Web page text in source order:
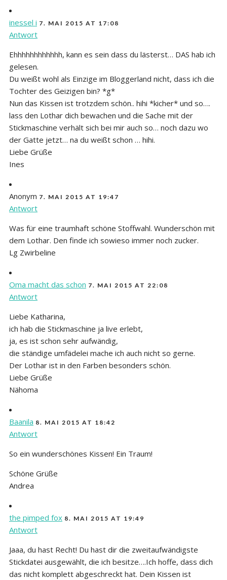
inessel i 7. MAI 2015 AT 17:08
Antwort
Ehhhhhhhhhhhh, kann es sein dass du lästerst… DAS hab ich
gelesen.
Du weißt wohl als Einzige im Bloggerland nicht, dass ich die
Tochter des Geizigen bin? *g*
Nun das Kissen ist trotzdem schön.. hihi *kicher* und so….
lass den Lothar dich bewachen und die Sache mit der
Stickmaschine verhält sich bei mir auch so… noch dazu wo
der Gatte jetzt… na du weißt schon … hihi.
Liebe Grüße
Ines
Anonym 7. MAI 2015 AT 19:47
Antwort
Was für eine traumhaft schöne Stoffwahl. Wunderschön mit
dem Lothar. Den finde ich sowieso immer noch zucker.
Lg Zwirbeline
Oma macht das schon 7. MAI 2015 AT 22:08
Antwort
Liebe Katharina,
ich hab die Stickmaschine ja live erlebt,
ja, es ist schon sehr aufwändig,
die ständige umfädelei mache ich auch nicht so gerne.
Der Lothar ist in den Farben besonders schön.
Liebe Grüße
Nähoma
Baanila 8. MAI 2015 AT 18:42
Antwort
So ein wunderschönes Kissen! Ein Traum!
Schöne Grüße
Andrea
the pimped fox 8. MAI 2015 AT 19:49
Antwort
Jaaa, du hast Recht! Du hast dir die zweitaufwändigste
Stickdatei ausgewählt, die ich besitze….Ich hoffe, dass dich
das nicht komplett abgeschreckt hat. Dein Kissen ist